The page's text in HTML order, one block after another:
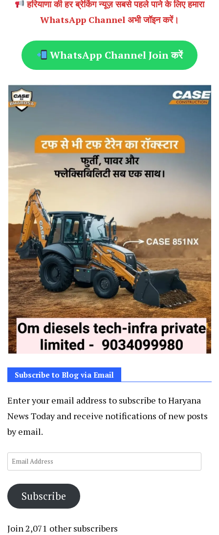
हरियाणा की हर ब्रेकिंग न्यूज़ सबसे पहले पाने के लिए हमारा
WhatsApp Channel अभी जॉइन करें।
WhatsApp Channel Join करें
Subscribe to Blog via Email
Enter your email address to subscribe to Haryana
News Today and receive notifications of new posts
by email.
Email
Subscribe
Join 2,071 other subscribers